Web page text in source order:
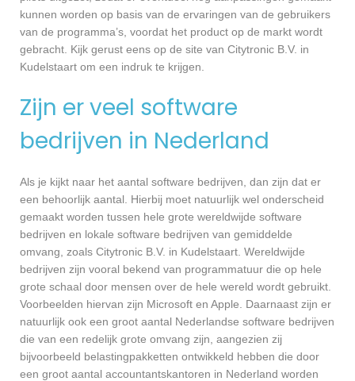
kunnen worden op basis van de ervaringen van de gebruikers
van de programma’s, voordat het product op de markt wordt
gebracht. Kijk gerust eens op de site van Citytronic B.V. in
Kudelstaart om een indruk te krijgen.
Zijn er veel software
bedrijven in Nederland
Als je kijkt naar het aantal software bedrijven, dan zijn dat er
een behoorlijk aantal. Hierbij moet natuurlijk wel onderscheid
gemaakt worden tussen hele grote wereldwijde software
bedrijven en lokale software bedrijven van gemiddelde
omvang, zoals Citytronic B.V. in Kudelstaart. Wereldwijde
bedrijven zijn vooral bekend van programmatuur die op hele
grote schaal door mensen over de hele wereld wordt gebruikt.
Voorbeelden hiervan zijn Microsoft en Apple. Daarnaast zijn er
natuurlijk ook een groot aantal Nederlandse software bedrijven
die van een redelijk grote omvang zijn, aangezien zij
bijvoorbeeld belastingpakketten ontwikkeld hebben die door
een groot aantal accountantskantoren in Nederland worden